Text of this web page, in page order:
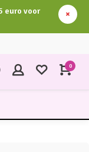
euro voor
0